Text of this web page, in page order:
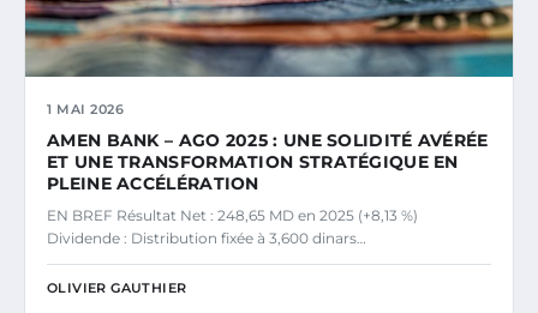
1 MAI 2026
AMEN BANK – AGO 2025 : UNE SOLIDITÉ AVÉRÉE
ET UNE TRANSFORMATION STRATÉGIQUE EN
PLEINE ACCÉLÉRATION
EN BREF Résultat Net : 248,65 MD en 2025 (+8,13 %)
Dividende : Distribution fixée à 3,600 dinars…
OLIVIER GAUTHIER